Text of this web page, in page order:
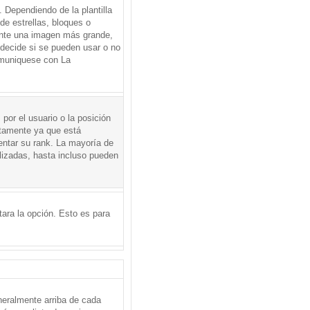
de la plantilla
estrellas, bloques o
una imagen más grande,
si se pueden usar o no
con La
el usuario o la posición
ya que está
su rank. La mayoría de
hasta incluso pueden
la opción. Esto es para
arriba de cada